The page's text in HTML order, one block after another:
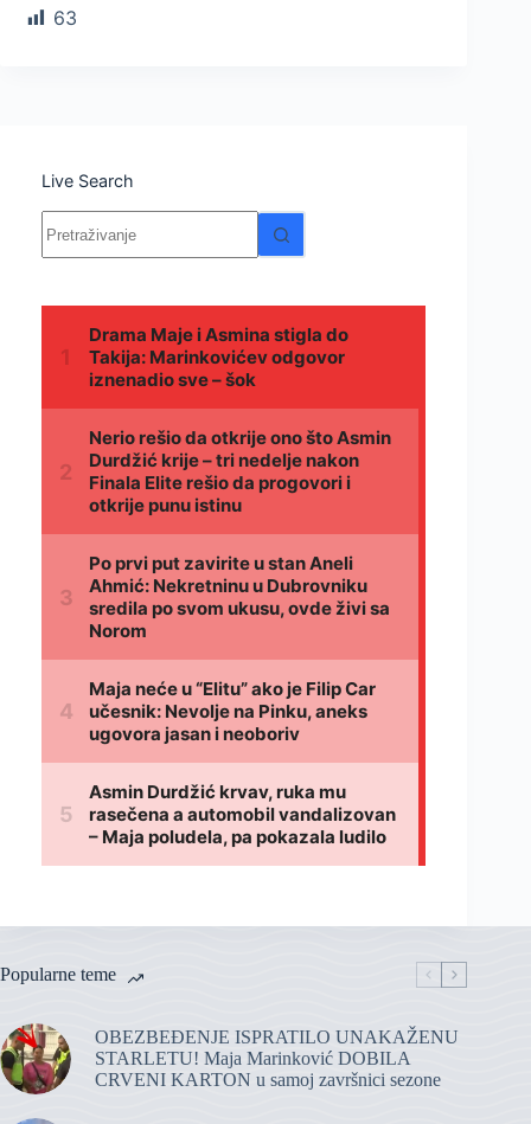
63
Live Search
Nema
rezultata.
Popularne teme
OBEZBEĐENJE ISPRATILO UNAKAŽENU
STARLETU! Maja Marinković DOBILA
CRVENI KARTON u samoj završnici sezone